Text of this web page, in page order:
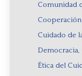
Comunidad
Cuidado de
Ética del